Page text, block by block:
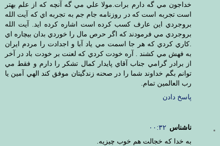
خداجون مي گه دارم برات.مولا علي مي گه آنچه كه از علم بهتر
است تجربه است كه در روزنامه جام جم به تجربه اي كه آيت الله
بروجردي اين عارف كسب كرده است اشاره كرده ايد. آيت الله
بروجردي مي فرمودند كه اگر حرص مال را خوردي بدان بيچاره اي
.كاري كردي كه هر جا اسمت مي ياد آبا و اجدادت را مردم ايران
به فهش مي كشند . آره خودت كردي كه لعنت بر خودت باد در آخر
از برادر گرامي جناب آقاي پايدار كمال تشكر را دارم و فقط مي
توانم بگم خداوند شما را در صحنه زندگيتان موفق كند الهي آمين يا
رب العالمين تمام.
پاسخ دادن
ناشناس ۰۰:۳۲
به خدا كه خجالت هم خوب چيزيه.